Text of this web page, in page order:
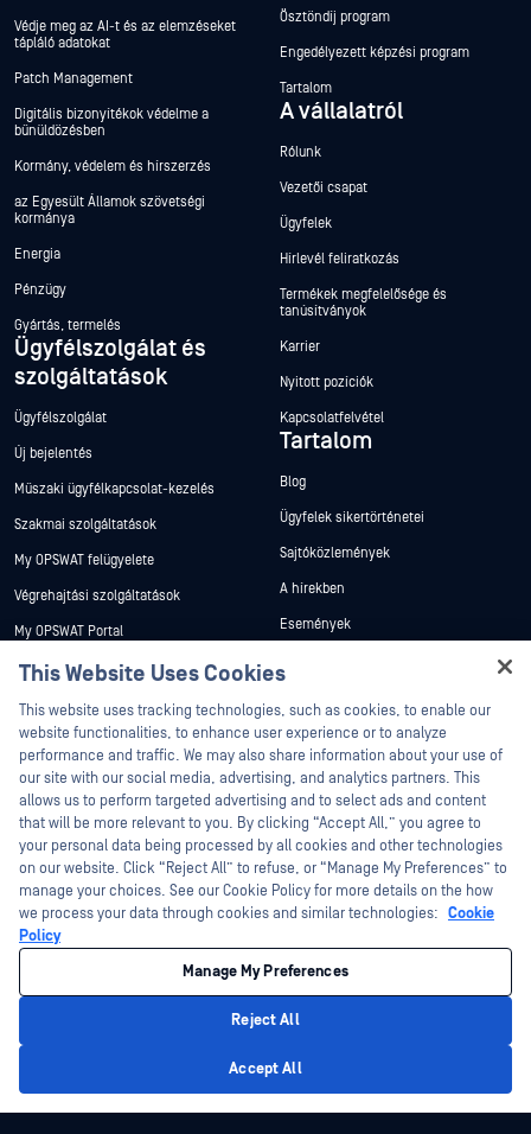
Védje meg az AI-t és az elemzéseket
tápláló adatokat
Patch Management
Digitális bizonyítékok védelme a
bűnüldözésben
Kormány, védelem és hírszerzés
az Egyesült Államok szövetségi
kormánya
Energia
Pénzügy
Gyártás, termelés
Ügyfélszolgálat és
szolgáltatások
Ügyfélszolgálat
Új bejelentés
Műszaki ügyfélkapcsolat-kezelés
Szakmai szolgáltatások
My OPSWAT felügyelete
Végrehajtási szolgáltatások
My OPSWAT Portal
Műszaki dokumentáció
Képzések
Biztonsági sebezhetőségi program
Partnerek
Tanúsítvány
Technológiai partnerek
Channel partner program
Ösztöndíj program
Engedélyezett képzési program
Tartalom
A vállalatról
Rólunk
Vezetői csapat
Ügyfelek
Hírlevél feliratkozás
Termékek megfelelősége és
tanúsítványok
Karrier
Nyitott pozíciók
Kapcsolatfelvétel
Tartalom
Blog
Ügyfelek sikertörténetei
Sajtóközlemények
A hírekben
Események
Fehér könyvek
©2026 OPSWAT . Minden jog fenntartva. OPSWAT, MetaDefender, Metascan,
MetaAccess, az OPSWAT , Trust no File. Trust No Device., OPSWAT , Protecting the
World's Critical Infrastructure, Deep CDR™ Technology, InQuest, az InQuest logó,
DFI, RetroHunt, Deep File Inspection és Join the Hunt az OPSWAT védjegyei. A
harmadik felek védjegyei a megfelelő tulajdonosok tulajdonát képezik.
Cookie beállítások kezelése
This Website Uses Cookies
This website uses tracking technologies, such as cookies, to enable our
website functionalities, to enhance user experience or to analyze
performance and traffic. We may also share information about your use of
our site with our social media, advertising, and analytics partners. This
allows us to perform targeted advertising and to select ads and content
that will be more relevant to you. By clicking “Accept All,” you agree to
your personal data being processed by all cookies and other technologies
on our website. Click “Reject All” to refuse, or “Manage My Preferences” to
manage your choices. See our Cookie Policy for more details on the how
we process your data through cookies and similar technologies: Cookie
Policy
Manage My Preferences
Reject All
Accept All
Hey there!
I'm Ozzy, your OPSWAT virtual assistant.
How can I help you secure what's critical
today?